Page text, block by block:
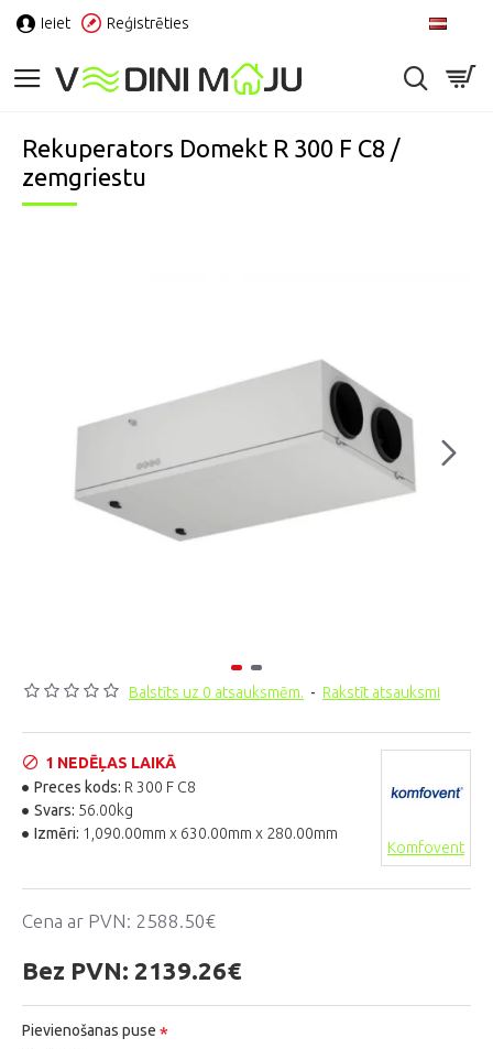
Ieiet Reģistrēties
Rekuperators Domekt R 300 F C8 /
zemgriestu
Balstīts uz 0 atsauksmēm. - Rakstīt atsauksmi
Cena ar PVN: 2588.50€
Bez PVN: 2139.26€
1 NEDĒĻAS LAIKĀ
Preces kods: R 300 F C8
Svars: 56.00kg
Izmēri: 1,090.00mm x 630.00mm x 280.00mm
Komfovent
Pievienošanas puse